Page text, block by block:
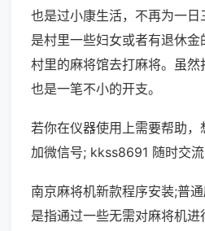
也是过小康生活，不再为一
是村里一些妇女或者有退休金
村里的麻将馆去打麻将。虽
也是一笔不小的开支。
若你在仪器使用上需要帮助
加微信号; kkss8691 随时交流
南京麻将机新款程序安装;普
是指通过一些无需对麻将机